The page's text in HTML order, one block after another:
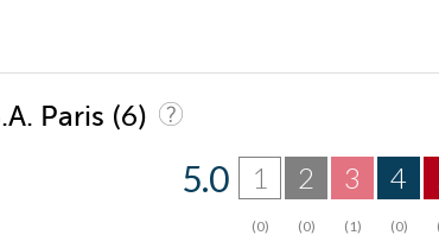
Paris (6)
4
(0)
3
(1)
2
(0)
1
(0)
5.0